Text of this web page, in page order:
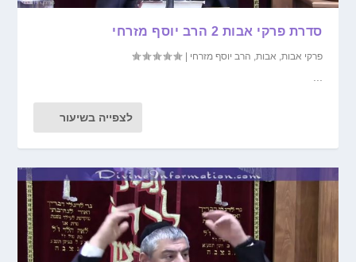
סדרת פרקי אבות 2 הרב יוסף מזרחי
פרקי אבות אבות הרב יוסף מזרחי |
לצפייה בשיעור